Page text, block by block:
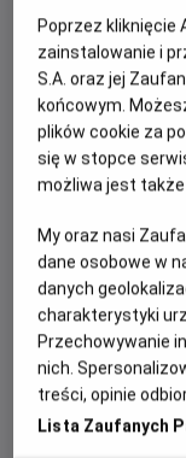
DZISIAJ,
SIERPNIA
2026
18:15
2D, napisy
OPIS FILMU
„Ice Cream Man”
takich filmów jak
Pomysł
końcu został
horrorów
Poprzez kliknięcie
zainstalowanie i
S.A. oraz jej
końcowym.
plików cookie za
się w stopce
możliwa jest
My oraz nasi
dane osobowe w
danych
charakterystyki
Przechowywanie
nich.
treści, opinie
Lista Zaufanych